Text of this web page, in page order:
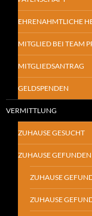
EHRENAHMTLICHE
MITGLIED BEI TEAM
MITGLIEDSANTRAG
GELDSPENDEN
VERMITTLUNG
ZUHAUSE GESUCHT
ZUHAUSE GEFUNDEN
ZUHAUSE
ZUHAUSE